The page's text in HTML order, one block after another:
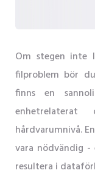
Om stegen inte
filproblem bör
finns en
hårdvarumnivå.
vara nödvändig
resultera i